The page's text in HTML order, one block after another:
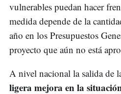
vulnerables puedan hacer
medida depende de la
año en los Presupuestos
proyecto que aún no está
A nivel nacional la salida de
ligera mejora en la